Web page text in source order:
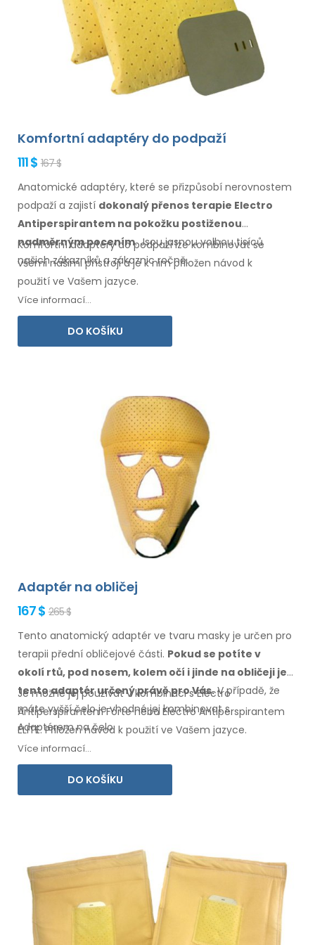
Komfortní adaptéry do podpaží
111 $ 167 $
Anatomické adaptéry, které se přizpůsobí nerovnostem
podpaží a zajistí dokonalý přenos terapie Electro
Antiperspirantem na pokožku postiženou
nadměrným pocením. Jsou jasnou volbou tisíců
našich zákazníkůa zákaznicročně.
Komfortní adaptérydo podpažílze kombinovatse
všeminašimi přístroji a je k nim přiložen návod k
použití ve Vašem jazyce.
Více informací...
DO KOŠÍKU
Adaptér na obličej
167 $ 265 $
Tento anatomický adaptér ve tvaru masky je určen pro
terapii přední obličejové části. Pokud se potíte v
okolí rtů, pod nosem, kolem očí i jinde na obličeji je
tentoadaptér určený právě pro Vás. V případě, že
mátevyšší čelo je vhodné jej kombinovats
Adaptéremna čelo.
Je možné jej používat v kombinaci s Electro
Antiperspirantem Forte nebo Electro Antiperspirantem
ELITE. Přiložen návod k použití ve Vašem jazyce.
Více informací...
DO KOŠÍKU